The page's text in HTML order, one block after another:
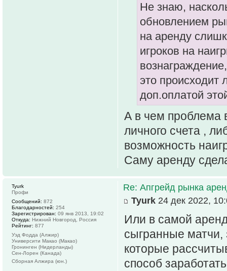
Не знаю,
обновлением
на аренду
игроков на
это
доп.оплатой
А в чем проблема
личного счета ,
возможность
Саму аренду
Re: Апгрейд рынка
Tyurk 24 дек 2022,
Или в самой
сыгранные матчи,
которые
способ заработать
Tyurk
Профи
Сообщений: 872
Благодарностей: 254
Зарегистрирован: 09 янв 2013, 19:02
Откуда: Нижний Новгород, Россия
Рейтинг: 877
Уэд Фодда (Алжир)
Университи Макао (Макао)
Гронинген (Нидерланды)
Сен-Лорен (Канада)
Сборная Алжира (юн.)